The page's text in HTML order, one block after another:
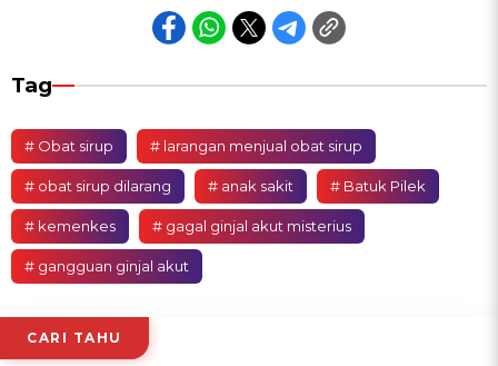
Tag
# Obat sirup # larangan menjual obat sirup
# obat sirup dilarang # anak sakit # Batuk Pilek
# kemenkes # gagal ginjal akut misterius
# gangguan ginjal akut
CARI TAHU